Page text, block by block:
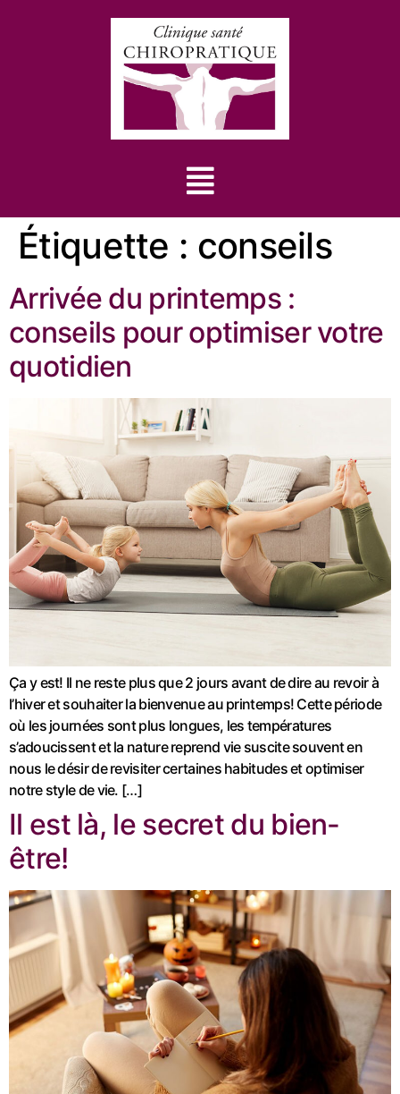
Étiquette : conseils
Arrivée du printemps :
conseils pour optimiser votre
quotidien
Ça y est! Il ne reste plus que 2 jours avant de dire au revoir à
l’hiver et souhaiter la bienvenue au printemps! Cette période
où les journées sont plus longues, les températures
s’adoucissent et la nature reprend vie suscite souvent en
nous le désir de revisiter certaines habitudes et optimiser
notre style de vie. […]
Il est là, le secret du bien-
être!